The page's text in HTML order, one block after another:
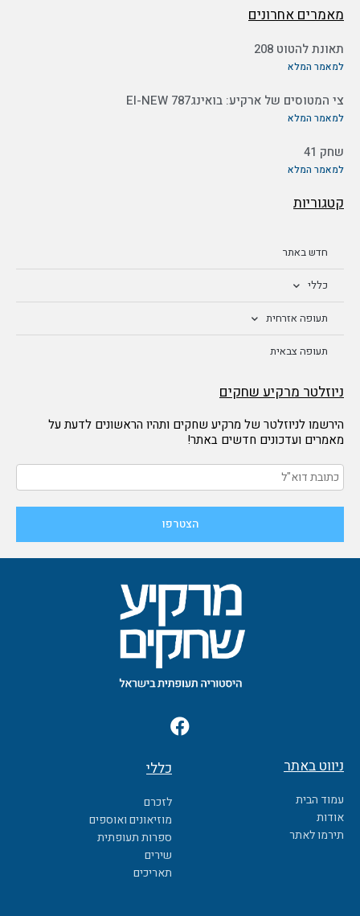
מאמרים אחרונים
תאונת להטוט 208
למאמר המלא
צי המטוסים של ארקיע: בואינג787 EI-NEW
למאמר המלא
שחק 41
למאמר המלא
קטגוריות
חדש באתר
כללי
תעופה אזרחית
תעופה צבאית
ניוזלטר מרקיע שחקים
הירשמו לניוזלטר של מרקיע שחקים ותהיו הראשונים לדעת על
מאמרים ועדכונים חדשים באתר!
F
a
e
b
o
o
k
ניווט באתר
עמוד הבית
אודות
תירמו לאתר
כללי
לזכרם
מוזיאונים ואוספים
ספרות תעופתית
שירים
תאריכים